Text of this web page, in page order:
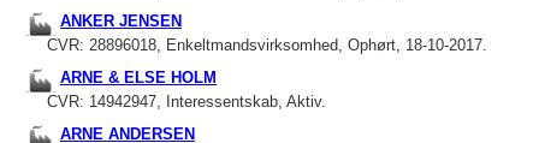
ANKER JENSEN
CVR: 28896018, Enkeltmandsvirksomhed, Ophørt, 18-10-2017.
ARNE & ELSE HOLM
CVR: 14942947, Interessentskab, Aktiv.
ARNE ANDERSEN